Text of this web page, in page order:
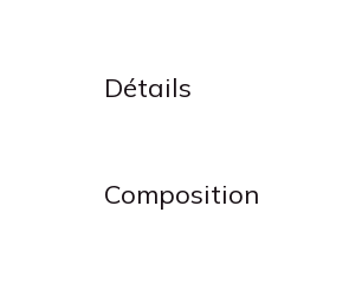
Détails
Composition